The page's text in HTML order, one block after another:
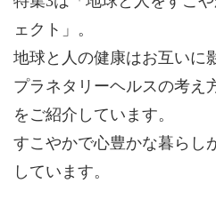
ェクト」。
地球と人の健康はお互いに
プラネタリーヘルスの考え
をご紹介しています。
すこやかで心豊かな暮らし
しています。